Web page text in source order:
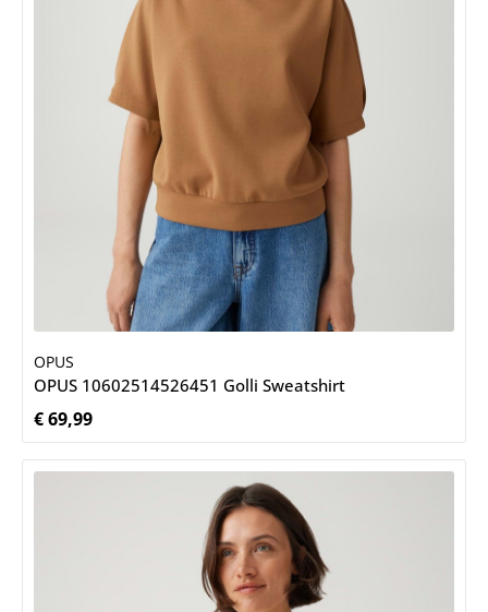
OPUS
OPUS 10602514526451 Golli Sweatshirt
Normale prijs:
€ 69,99